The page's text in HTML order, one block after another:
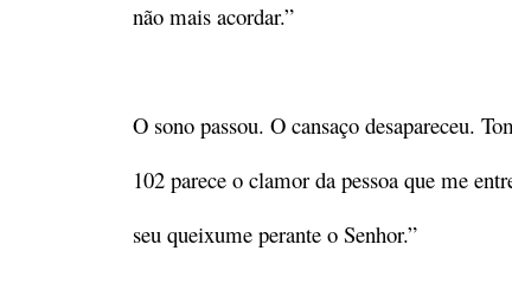
não mais acordar.”
O sono passou. O cansaço desapareceu.
102 parece o clamor da pessoa que me
seu queixume perante o Senhor.”